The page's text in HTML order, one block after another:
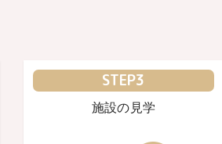
STEP3
施設の見学